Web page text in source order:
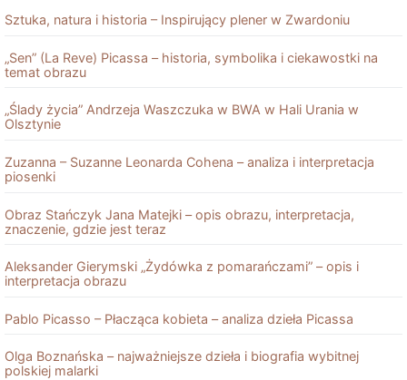
Sztuka, natura i historia – Inspirujący plener w Zwardoniu
„Sen” (La Reve) Picassa – historia, symbolika i ciekawostki na
temat obrazu
„Ślady życia” Andrzeja Waszczuka w BWA w Hali Urania w
Olsztynie
Zuzanna – Suzanne Leonarda Cohena – analiza i interpretacja
piosenki
Obraz Stańczyk Jana Matejki – opis obrazu, interpretacja,
znaczenie, gdzie jest teraz
Aleksander Gierymski „Żydówka z pomarańczami” – opis i
interpretacja obrazu
Pablo Picasso – Płacząca kobieta – analiza dzieła Picassa
Olga Boznańska – najważniejsze dzieła i biografia wybitnej
polskiej malarki